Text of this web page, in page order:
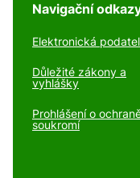
Navigační
Elektronická
Důležité zákony a
vyhlášky
Prohlášení o
soukromí